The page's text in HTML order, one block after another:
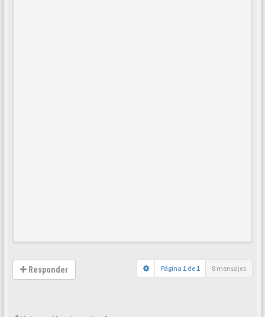
Responder Página 1 de 1 8 mensajes